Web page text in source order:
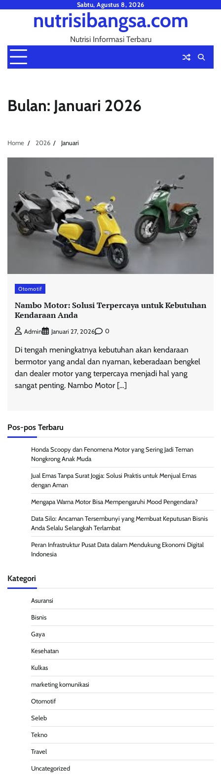
Sabtu, Agustus 8, 2026
nutrisibangsa.com
Nutrisi Informasi Terbaru
Bulan: Januari 2026
Home 2026 Januari
Otomotif
Nambo Motor: Solusi Terpercaya untuk Kebutuhan
Kendaraan Anda
Admin Januari 27, 2026 0
Di tengah meningkatnya kebutuhan akan kendaraan
bermotor yang andal dan nyaman, keberadaan bengkel
dan dealer motor yang terpercaya menjadi hal yang
sangat penting. Nambo Motor […]
Pos-pos Terbaru
Honda Scoopy dan Fenomena Motor yang Sering Jadi Teman
Nongkrong Anak Muda
Jual Emas Tanpa Surat Jogja: Solusi Praktis untuk Menjual Emas
dengan Aman
Mengapa Warna Motor Bisa Mempengaruhi Mood Pengendara?
Data Silo: Ancaman Tersembunyi yang Membuat Keputusan Bisnis
Anda Selalu Selangkah Terlambat
Peran Infrastruktur Pusat Data dalam Mendukung Ekonomi Digital
Indonesia
Kategori
Asuransi
Bisnis
Gaya
Kesehatan
Kulkas
marketing komunikasi
Otomotif
Seleb
Tekno
Travel
Uncategorized